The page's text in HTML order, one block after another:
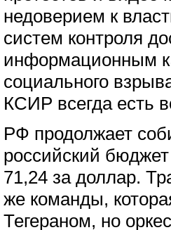
недоверием к
систем контроля
информационным
социального
КСИР всегда есть
РФ продолжает
российский
71,24 за доллар.
же команды,
Тегераном, но